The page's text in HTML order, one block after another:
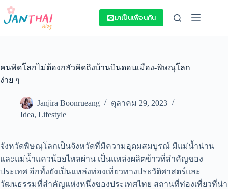
Skip
content
มาเป็นเพื่อนกัน
คนพิดโลกไม่ต้องกลัวคิดถึงบ้านบินดอนเมือง-พิษณุโลก
ง่าย ๆ
Janjira Boonrueang
ตุลาคม 29, 2023
Idea, Lifestyle
จังหวัดพิษณุโลกเป็นจังหวัดที่มีความอุดมสมบูรณ์ มีแม่น้ำน่าน
และแม่น้ำแควน้อยไหลผ่าน เป็นแหล่งผลิตข้าวที่สำคัญของ
ประเทศ อีกทั้งยังเป็นแหล่งท่องเที่ยวทางประวัติศาสตร์และ
วัฒนธรรมที่สำคัญแห่งหนึ่งของประเทศไทย สถานที่ท่องเที่ยวที่น่า